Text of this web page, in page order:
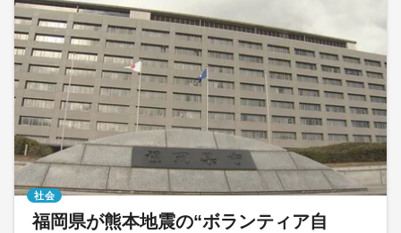
福岡県が熊本地震の“ボランティア自
社会